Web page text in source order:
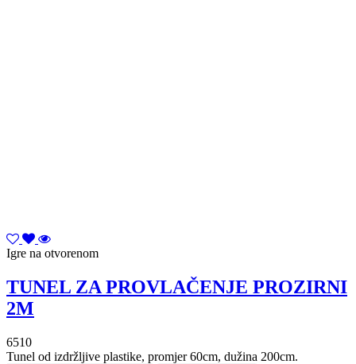
Igre na otvorenom
TUNEL ZA PROVLAČENJE PROZIRNI
2M
6510
Tunel od izdržljive plastike, promjer 60cm, dužina 200cm.